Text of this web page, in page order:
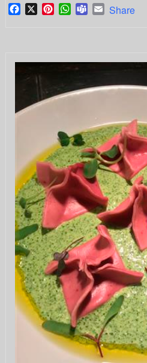
Facebook
X PinterestWhatsApp
TeamsEmail
Share